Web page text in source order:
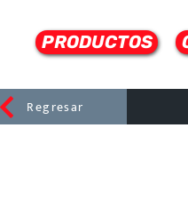
PRODUCTOS
Regresar